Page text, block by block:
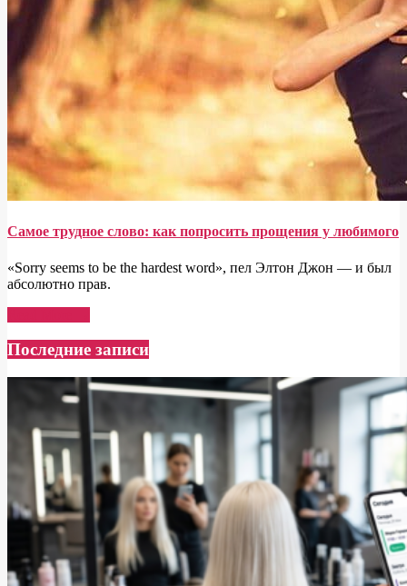
Самое трудное слово: как попросить прощения у любимого
«Sorry seems to be the hardest word», пел Элтон Джон — и был
абсолютно прав.
Последние записи